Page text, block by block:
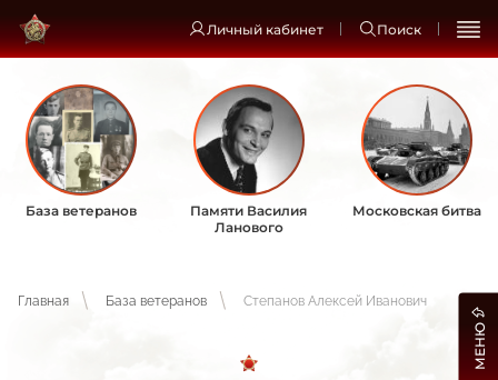
Личный кабинет Поиск
База ветеранов
Памяти Василия
Ланового
Московская битва
Главная База ветеранов Степанов Алексей Иванович
МЕНЮ